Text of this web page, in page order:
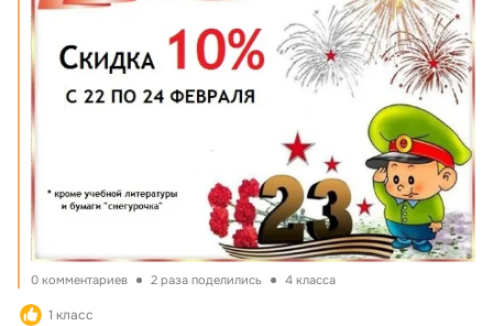
0 комментариев 2 раза поделились 4 класса
1 класс